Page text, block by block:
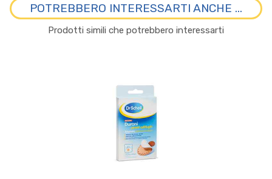
POTREBBERO INTERESSARTI ANCHE ...
Prodotti simili che potrebbero interessarti